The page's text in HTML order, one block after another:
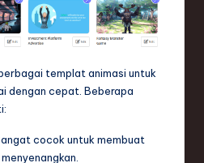
templat animasi untuk
dengan cepat. Beberapa
cocok untuk membuat